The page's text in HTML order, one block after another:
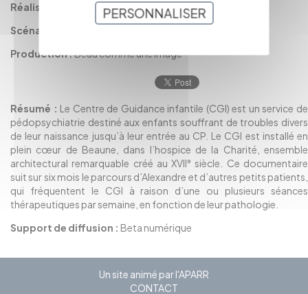
Réalisation :
BATTEAULT Rémy
Scénario :
Production :Beau comme une image
Résumé : Le Centre de Guidance infantile (CGI) est un service de
pédopsychiatrie destiné aux enfants souffrant de troubles divers
de leur naissance jusqu’à leur entrée au CP. Le CGI est installé en
plein cœur de Beaune, dans l’hospice de la Charité, ensemble
architectural remarquable créé au XVII° siècle. Ce documentaire
suit sur six mois le parcours d’Alexandre et d’autres petits patients,
qui fréquentent le CGI à raison d’une ou plusieurs séances
thérapeutiques par semaine, en fonction de leur pathologie.
Support de diffusion : Beta numérique
Un site animé par l'APARR
CONTACT
PERSONNALISER